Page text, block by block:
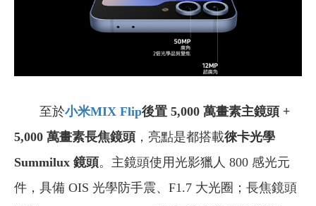
至於小米MIX Flip後置 5,000 萬畫素主鏡頭 +
5,000 萬畫素長焦鏡頭，亮點是都搭載徠卡光學
Summilux 鏡頭。主鏡頭使用光影獵人 800 感光元
件，具備 OIS 光學防手震、F1.7 大光圈；長焦鏡頭